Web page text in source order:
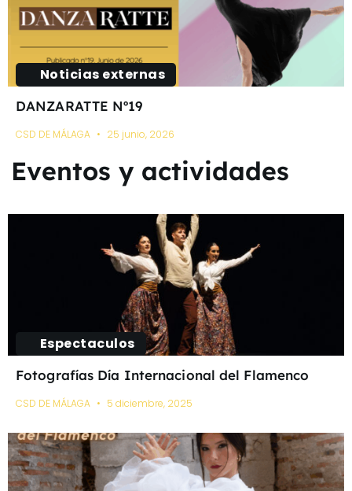
Noticias externas
DANZARATTE Nº19
CSD DE MÁLAGA 25 junio, 2026
Eventos y actividades
Espectaculos
Fotografías Día Internacional del Flamenco
CSD DE MÁLAGA 5 diciembre, 2025